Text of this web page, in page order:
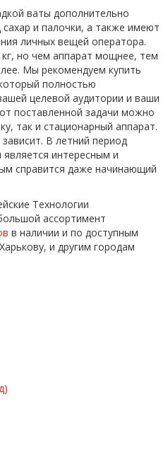
ваты дополнительно
и палочки, а также имеют
личных вещей оператора.
но чем аппарат мощнее, тем
Мы рекомендуем купить
полностью
целевой аудитории и ваши
поставленной задачи можно
так и стационарный аппарат.
В летний период
интересным и
справится даже начинающий
Технологии
ассортимент
в наличии и по доступным
и другим городам